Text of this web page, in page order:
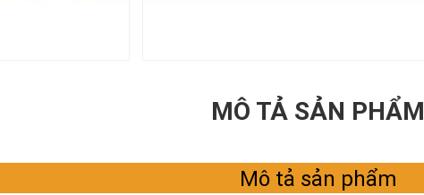
MÔ TẢ SẢN PHẨM
Mô tả sản phẩm